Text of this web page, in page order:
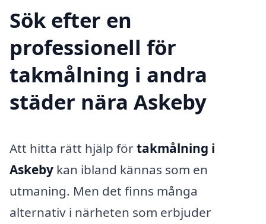
Sök efter en
professionell för
takmålning i andra
städer nära Askeby
Att hitta rätt hjälp förtakmålning i
Askeby kan ibland kännas som en
utmaning. Men det finns många
alternativ i närheten som erbjuder